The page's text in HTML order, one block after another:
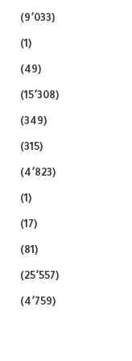
(9٬033)
(1)
(49)
(15٬308)
(349)
(315)
(4٬823)
(1)
(17)
(81)
(25٬557)
(4٬759)